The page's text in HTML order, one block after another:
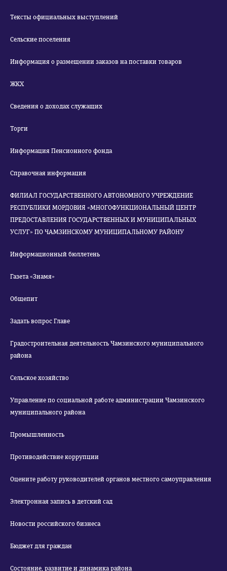
Тексты официальных выступлений
Сельские поселения
Информация о размещении заказов на поставки товаров
ЖКХ
Сведения о доходах служащих
Торги
Информация Пенсионного фонда
Справочная информация
ФИЛИАЛ ГОСУДАРСТВЕННОГО АВТОНОМНОГО УЧРЕЖДЕНИЕ
РЕСПУБЛИКИ МОРДОВИЯ «МНОГОФУНКЦИОНАЛЬНЫЙ ЦЕНТР
ПРЕДОСТАВЛЕНИЯ ГОСУДАРСТВЕННЫХ И МУНИЦИПАЛЬНЫХ
УСЛУГ» ПО ЧАМЗИНСКОМУ МУНИЦИПАЛЬНОМУ РАЙОНУ
Информационный бюллетень
Газета «Знамя»
Общепит
Задать вопрос Главе
Градостроительная деятельность Чамзинского муниципального
района
Сельское хозяйство
Управление по социальной работе администрации Чамзинского
муниципального района
Промышленность
Противодействие коррупции
Оцените работу руководителей органов местного самоуправления
Электронная запись в детский сад
Новости российского бизнеса
Бюджет для граждан
Состояние, развитие и динамика района